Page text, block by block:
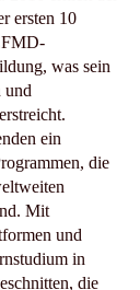
ersten 10
was sein
und
ein
die
Mit
und
in
die